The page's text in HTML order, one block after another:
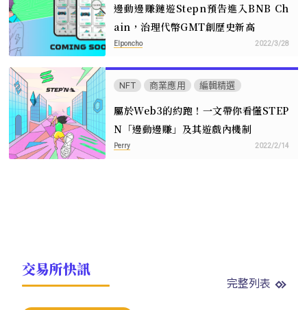
邊動邊賺鏈遊Stepn預告進入BNB Ch
ain，治理代幣GMT創歷史新高
Elponcho 2022/3/28
NFT 商業應用 編輯精選
屬於Web3的約跑！一文帶你看懂STEP
N「邊動邊賺」及其遊戲內機制
Perry 2022/2/14
交易所快訊
完整列表